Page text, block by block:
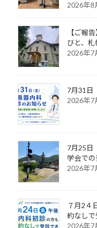
2026年8
【ご報
びと、
2026年7
7月31日
2026年7
7月25日
学会で
2026年7
７月2４
約なし
2026年7